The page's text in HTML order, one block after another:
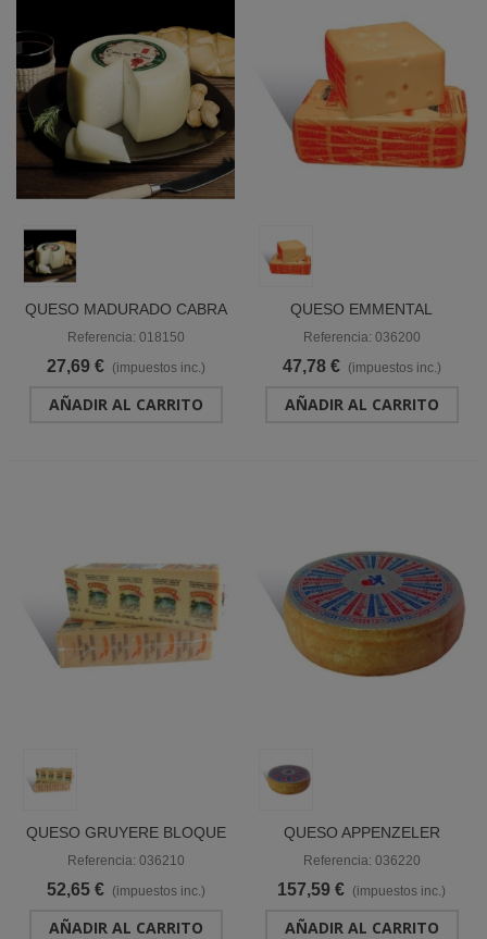
QUESO MADURADO CABRA
"CABRA DEL TIETAR"
Referencia: 018150
27,69 € (impuestos inc.)
AÑADIR AL CARRITO
QUESO EMMENTAL
BLOQUE "LE SUPERBE"
Referencia: 036200
47,78 € (impuestos inc.)
AÑADIR AL CARRITO
QUESO GRUYERE BLOQUE
"LE SUPERBE"
Referencia: 036210
52,65 € (impuestos inc.)
AÑADIR AL CARRITO
QUESO APPENZELER
RUEDA "LE SUPERBE"
Referencia: 036220
157,59 € (impuestos inc.)
AÑADIR AL CARRITO